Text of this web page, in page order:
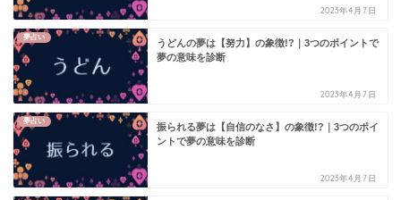
2023年4月7日
夢占い
うどんの夢は【努力】の象徴!?｜3つのポイントで
夢の意味を診断
2023年4月7日
夢占い
振られる夢は【自信のなさ】の象徴!?｜3つのポイ
ントで夢の意味を診断
2023年4月7日